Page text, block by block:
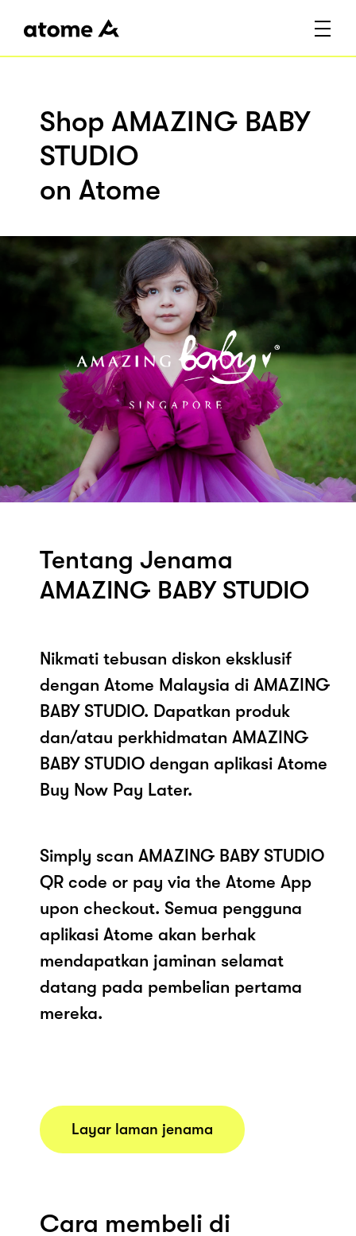
Shop AMAZING BABY
STUDIO
on Atome
Tentang Jenama
AMAZING BABY STUDIO
Nikmati tebusan diskon eksklusif
dengan Atome Malaysia di AMAZING
BABY STUDIO. Dapatkan produk
dan/atau perkhidmatan AMAZING
BABY STUDIO dengan aplikasi Atome
Buy Now Pay Later.
Simply scan AMAZING BABY STUDIO
QR code or pay via the Atome App
upon checkout. Semua pengguna
aplikasi Atome akan berhak
mendapatkan jaminan selamat
datang pada pembelian pertama
mereka.
Layar laman jenama
Cara membeli di